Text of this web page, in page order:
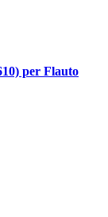
per Flauto